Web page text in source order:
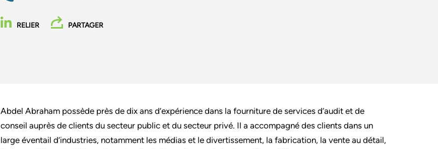
RELIER PARTAGER
Abdel Abraham possède près de dix ans d’expérience dans la fourniture de services d’audit et de
conseil auprès de clients du secteur public et du secteur privé. Il a accompagné des clients dans un
large éventail d’industries, notamment les médias et le divertissement, la fabrication, la vente au détail,